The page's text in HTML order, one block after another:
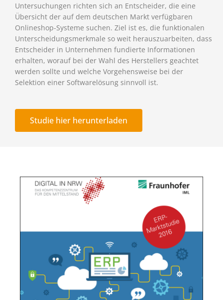
Unter­su­chungen richten sich an Entscheider, die eine
Übersicht der auf dem deutschen Markt verfüg­baren
Online­shop-Systeme suchen. Ziel ist es, die funk­tio­nalen
Unter­schei­dungs­merk­male so weit heraus­zu­ar­beiten, dass
Entscheider in Unter­nehmen fundierte Infor­ma­tionen
erhalten, worauf bei der Wahl des Herstel­lers geachtet
werden sollte und welche Vorge­hens­weise bei der
Selektion einer Soft­ware­lö­sung sinnvoll ist.​
Studie hier herunterladen